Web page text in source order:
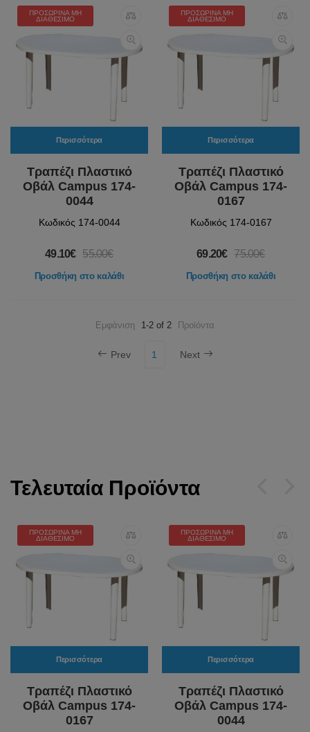
ΠΡΟΣΩΡΙΝΆ ΜΗ
ΔΙΑΘΈΣΙΜΟ
Περισσότερα
Τραπέζι Πλαστικό
Οβάλ Campus 174-
0044
Κωδικός 174-0044
49.10€ 55.00€
Προσθήκη στο καλάθι
ΠΡΟΣΩΡΙΝΆ ΜΗ
ΔΙΑΘΈΣΙΜΟ
Περισσότερα
Τραπέζι Πλαστικό
Οβάλ Campus 174-
0167
Κωδικός 174-0167
69.20€ 75.00€
Προσθήκη στο καλάθι
Εμφάνιση 1-2 of 2 Προϊόντα
Prev 1 Next
Τελευταία Προϊόντα
ΠΡΟΣΩΡΙΝΆ ΜΗ
ΔΙΑΘΈΣΙΜΟ
Περισσότερα
Τραπέζι Πλαστικό
Οβάλ Campus 174-
0167
ΠΡΟΣΩΡΙΝΆ ΜΗ
ΔΙΑΘΈΣΙΜΟ
Περισσότερα
Τραπέζι Πλαστικό
Οβάλ Campus 174-
0044